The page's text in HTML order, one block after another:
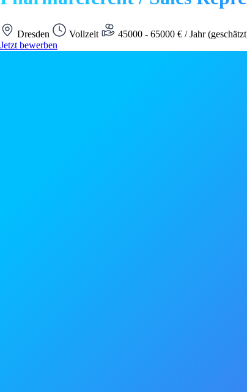
Dresden Vollzeit 45000 - 65000 € / Jahr
Jetzt bewerben